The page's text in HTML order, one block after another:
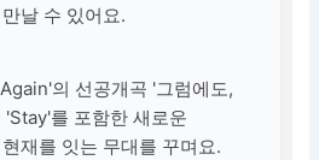
날 수 있어요.
의 선공개곡 '그럼에도,
를 포함한 새로운
재를 잇는 무대를 꾸며요.